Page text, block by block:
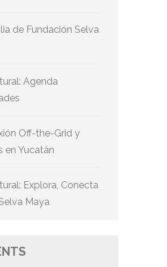
de Fundación Selva
Agenda
Off-the-Grid y
en Yucatán
Explora, Conecta
Maya